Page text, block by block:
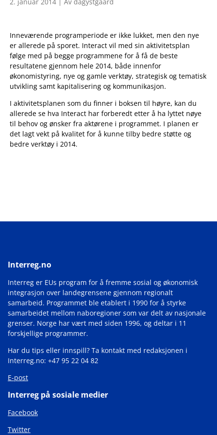
Inneværende programperiode er ikke lukket, men den nye
er allerede på sporet. Interact vil med sin aktivitetsplan
følge med på begge programmene for å få de beste
resultatene gjennom hele 2014, både innenfor
økonomistyring, nye og gamle verktøy, strategisk og tematisk
utvikling samt kapitalisering og kommunikasjon.
I aktivitetsplanen som du finner i boksen til høyre, kan du
allerede se hva Interact har forberedt etter å ha lyttet nøye
til behov og ønsker fra aktørene i programmet. I planen er
det lagt vekt på kvalitet for å kunne tilby bedre støtte og
bedre verktøy i 2014.
Interreg.no
Interreg er EUs program for å fremme sosial og økonomisk
integrasjon over landegrensene gjennom regionalt
samarbeid. Programmet ble etablert i 1990 for å styrke
samarbeidet mellom naboregioner som var delt av nasjonale
grenser. Norge har vært med siden 1996, og deltar i 11
forskjellige programmer.
Har du tips eller innspill? Ta kontakt med redaksjonen i
Interreg.no: +47 95 22 04 82
E-post
Interreg på sosiale medier
Facebook
Twitter